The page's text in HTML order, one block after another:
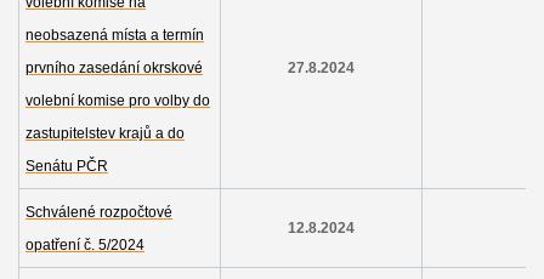
neobsazená místa a termín
prvního zasedání okrskové
volební komise pro volby do
zastupitelstev krajů a do
Senátu PČR
27.8.2024
Schválené rozpočtové
opatření č. 5/2024
12.8.2024